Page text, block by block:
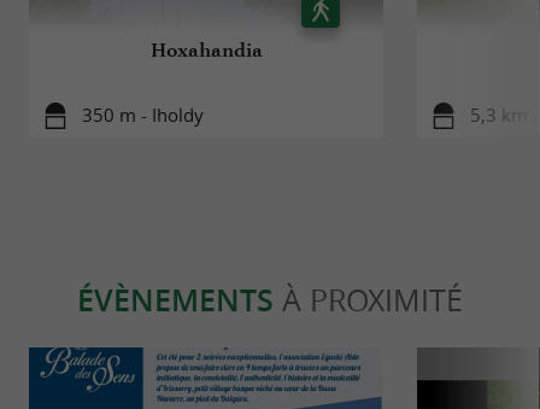
Hoxahandia
350 m - Iholdy 5,3 km
ÉVÈNEMENTS À PROXIMITÉ